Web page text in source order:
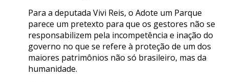
Para a deputada Vivi Reis, o Adote um Parque
parece um pretexto para que os gestores não se
responsabilizem pela incompetência e inação do
governo no que se refere à proteção de um dos
maiores patrimônios não só brasileiro, mas da
humanidade.